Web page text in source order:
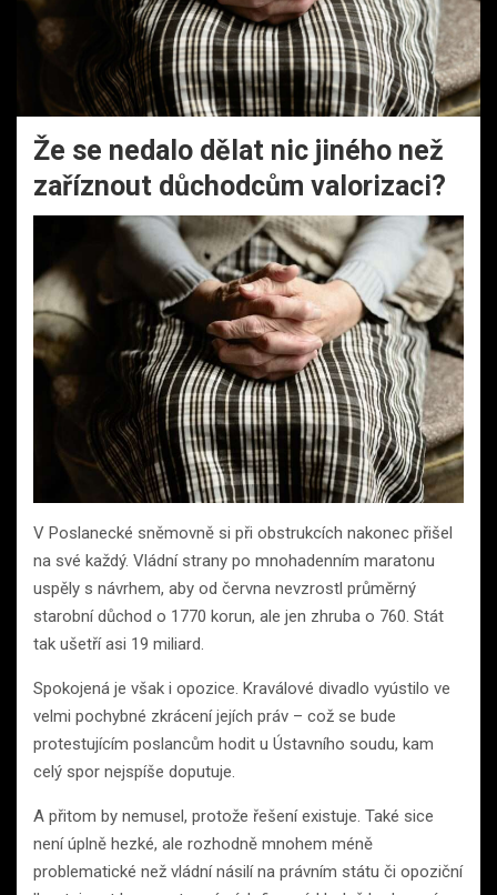
Že se nedalo dělat nic jiného než
zaříznout důchodcům valorizaci?
V Poslanecké sněmovně si při obstrukcích nakonec přišel
na své každý. Vládní strany po mnohadenním maratonu
uspěly s návrhem, aby od června nevzrostl průměrný
starobní důchod o 1770 korun, ale jen zhruba o 760. Stát
tak ušetří asi 19 miliard.
Spokojená je však i opozice. Kraválové divadlo vyústilo ve
velmi pochybné zkrácení jejích práv – což se bude
protestujícím poslancům hodit u Ústavního soudu, kam
celý spor nejspíše doputuje.
A přitom by nemusel, protože řešení existuje. Také sice
není úplně hezké, ale rozhodně mnohem méně
problematické než vládní násilí na právním státu či opoziční